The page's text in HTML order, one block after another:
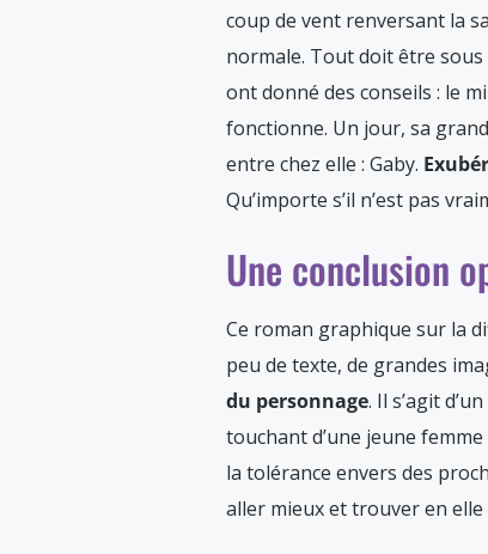
coup de vent renversant la
normale. Tout doit être
ont donné des conseils : le
fonctionne. Un jour, sa
entre chez elle : Gaby.
Qu’importe s’il n’est pas
Une conclusion
Ce roman graphique sur la
peu de texte, de grandes
du personnage. Il s’agit
touchant d’une jeune
la tolérance envers des
aller mieux et trouver en